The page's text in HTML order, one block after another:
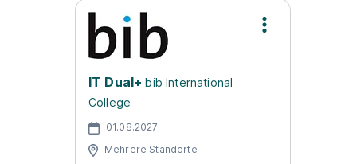
IT Dual+ bib International
College
01.08.2027
Mehrere Standorte